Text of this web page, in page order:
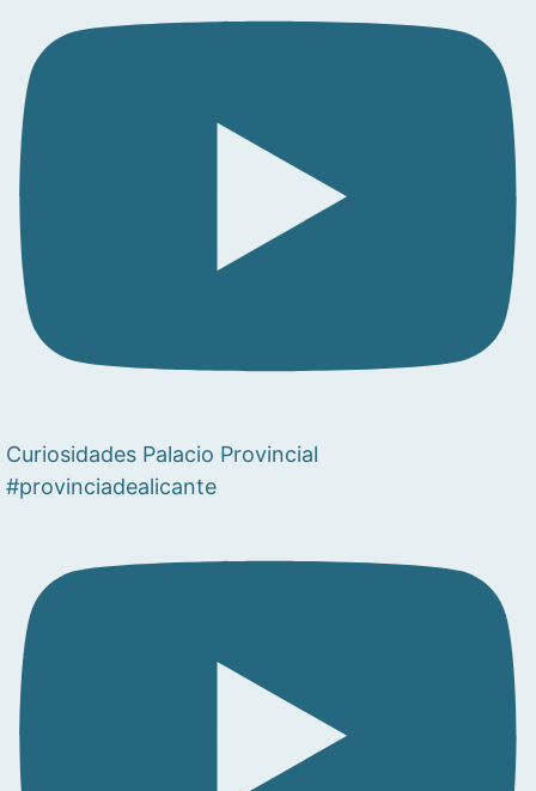
Curiosidades Palacio Provincial
#provinciadealicante